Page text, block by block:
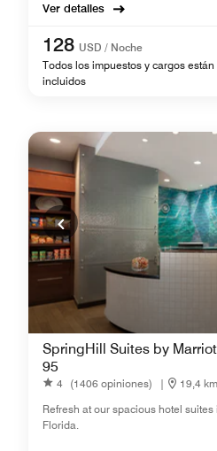
Ver detalles
128 USD / Noche
Todos los impuestos y cargos están
incluidos
SpringHill Suites by
95
4 (1406 opiniones) |
19,4
Refresh at our spacious hotel
Florida.